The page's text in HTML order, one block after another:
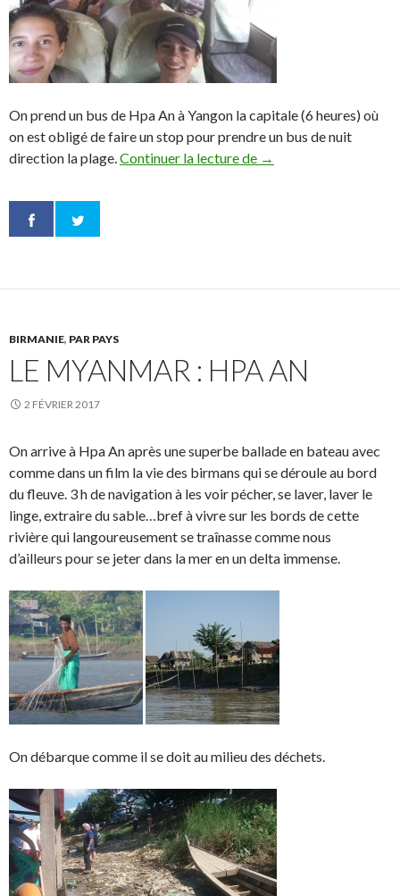
On prend un bus de Hpa An à Yangon la capitale (6 heures) où
on est obligé de faire un stop pour prendre un bus de nuit
direction la plage.Continuer la lecture de Myanmar : La plage,
→
BIRMANIE, PAR PAYS
LE MYANMAR : HPA AN
2 FÉVRIER 2017
On arrive à Hpa An après une superbe ballade en bateau avec
comme dans un film la vie des birmans qui se déroule au bord
du fleuve. 3 h de navigation à les voir pécher, se laver, laver le
linge, extraire du sable…bref à vivre sur les bords de cette
rivière qui langoureusement se traînasse comme nous
d’ailleurs pour se jeter dans la mer en un delta immense.
On débarque comme il se doit au milieu des déchets.